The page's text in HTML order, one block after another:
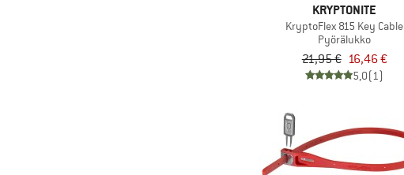
KRYPTONITE
KryptoFlex 815 Key Cable
Pyörälukko
21,95 € 16,46 €
5,0(1)